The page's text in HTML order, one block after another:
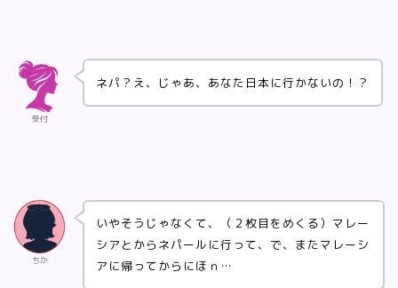
受付
ネパ？え、じゃあ、あなた日本に行かないの！？
ちか
いやそうじゃなくて、（２枚目をめくる）マレー
シアとからネパールに行って、で、またマレーシ
アに帰ってからにほｎ…